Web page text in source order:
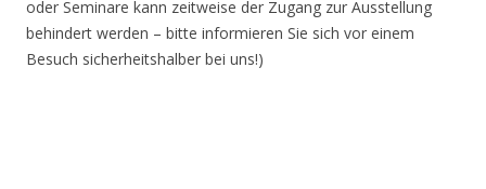
oder Seminare kann zeitweise der Zugang zur Ausstellung
behindert werden – bitte informieren Sie sich vor einem
Besuch sicherheitshalber bei uns!)